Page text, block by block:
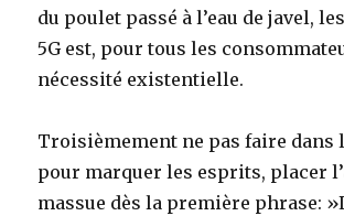
du poulet passé à l’eau de javel,
5G est, pour tous les
nécessité existentielle.
Troisièmement ne pas faire dans
pour marquer les esprits, placer
massue dès la première phrase: